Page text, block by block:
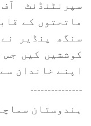
سپرنٹنڈنٹ
ماتحتوں کے
سنگھ پنڈیر
کوششیں کیں
اپنے خاندان
---------------
ہندوستان